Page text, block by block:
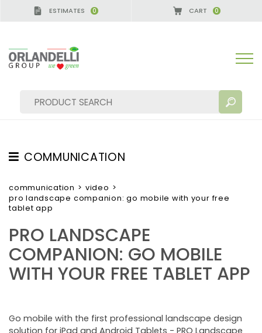
ESTIMATES 0 CART 0
MORE RESULTS FOR YOU:
COMMUNICATION
TESTIMONIAL
NEWS
CATALOGUES
NEWSLETTER
communication > video >
pro landscape companion: go mobile with your free
tablet app
PRO LANDSCAPE
COMPANION: GO MOBILE
WITH YOUR FREE TABLET APP
Go mobile with the first professional landscape design
solution for iPad and Android Tablets - PRO Landscape